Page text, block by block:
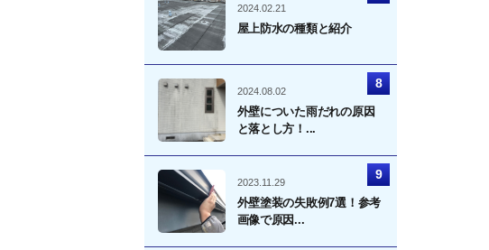
2024.02.21
屋上防水の種類と紹介
2024.08.02
外壁についた雨だれの原因
と落とし方！...
2023.11.29
外壁塗装の失敗例7選！参考
画像で原因...